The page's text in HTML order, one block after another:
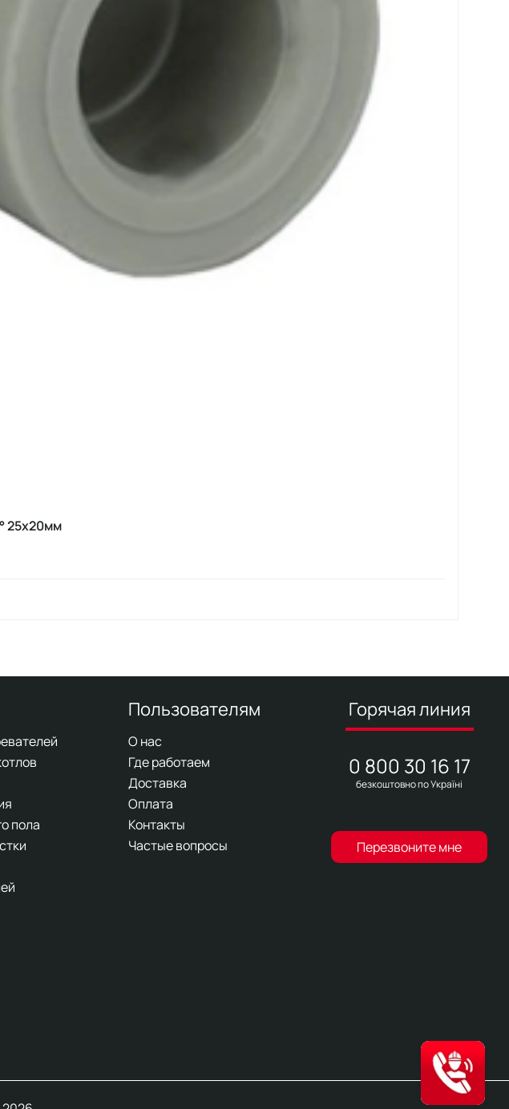
25x20мм
пола
Пользователям
О нас
Где работаем
Доставка
Оплата
Контакты
Частые вопросы
Горячая линия
0 800 30 16 17
безкоштовно по Україні
Перезвоните мне